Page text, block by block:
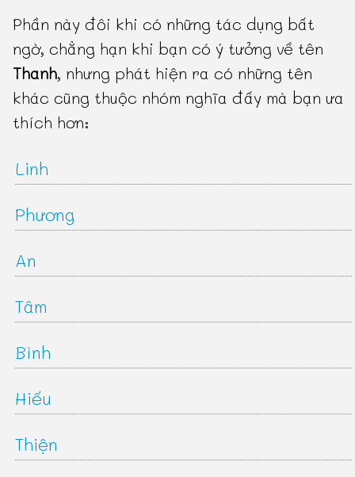
Phần này đôi khi có những tác dụng bất
ngờ, chẳng hạn khi bạn có ý tưởng về tên
Thanh, nhưng phát hiện ra có những tên
khác cũng thuộc nhóm nghĩa đấy mà bạn ưa
thích hơn:
Linh
Phương
An
Tâm
Bình
Hiếu
Thiện